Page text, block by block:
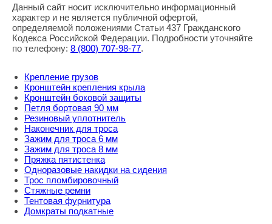
Данный сайт носит исключительно информационный
характер и не является публичной офертой,
определяемой положениями Статьи 437 Гражданского
Кодекса Российской Федерации. Подробности уточняйте
по телефону: 8 (800) 707-98-77.
Крепление грузов
Кронштейн крепления крыла
Кронштейн боковой защиты
Петля бортовая 90 мм
Резиновый уплотнитель
Наконечник для троса
Зажим для троса 6 мм
Зажим для троса 8 мм
Пряжка пятистенка
Одноразовые накидки на сидения
Трос пломбировочный
Стяжные ремни
Тентовая фурнитура
Домкраты подкатные